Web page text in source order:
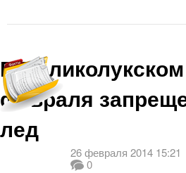
В
февраля
лед
26 февраля 2014 15:21
0